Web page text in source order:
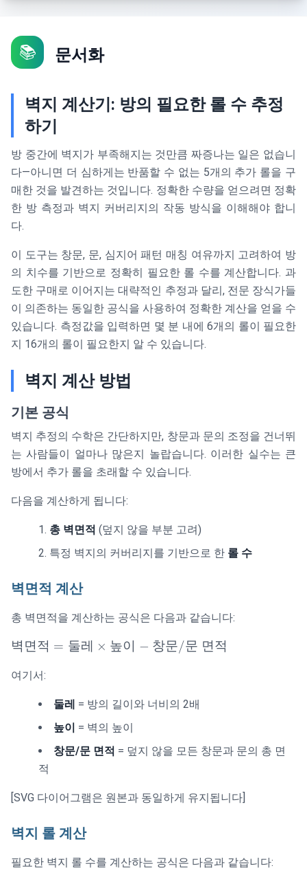
📚 문서화
벽지 계산기: 방의 필요한 롤 수 추정
하기
방 중간에 벽지가 부족해지는 것만큼 짜증나는 일은 없습니
다—아니면 더 심하게는 반품할 수 없는 5개의 추가 롤을 구
매한 것을 발견하는 것입니다. 정확한 수량을 얻으려면 정확
한 방 측정과 벽지 커버리지의 작동 방식을 이해해야 합니
다.
이 도구는 창문, 문, 심지어 패턴 매칭 여유까지 고려하여 방
의 치수를 기반으로 정확히 필요한 롤 수를 계산합니다. 과
도한 구매로 이어지는 대략적인 추정과 달리, 전문 장식가들
이 의존하는 동일한 공식을 사용하여 정확한 계산을 얻을 수
있습니다. 측정값을 입력하면 몇 분 내에 6개의 롤이 필요한
지 16개의 롤이 필요한지 알 수 있습니다.
벽지 계산 방법
기본 공식
벽지 추정의 수학은 간단하지만, 창문과 문의 조정을 건너뛰
는 사람들이 얼마나 많은지 놀랍습니다. 이러한 실수는 큰
방에서 추가 롤을 초래할 수 있습니다.
다음을 계산하게 됩니다:
총 벽면적 (덮지 않을 부분 고려)
특정 벽지의 커버리지를 기반으로 한 롤 수
벽면적 계산
총 벽면적을 계산하는 공식은 다음과 같습니다:
\text{벽
\text{둘
\times
\text{높
\text{창
문/문
벽면적 = 둘레 × 높이 − 창문/문 면적
여기서:
둘레 = 방의 길이와 너비의 2배
높이 = 벽의 높이
창문/문 면적 = 덮지 않을 모든 창문과 문의 총 면
적
[SVG 다이어그램은 원본과 동일하게 유지됩니다]
벽지 롤 계산
필요한 벽지 롤 수를 계산하는 공식은 다음과 같습니다: